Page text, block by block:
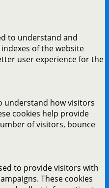
to understand and
of the website
user experience for the
understand how visitors
cookies help provide
of visitors, bounce
to provide visitors with
These cookies